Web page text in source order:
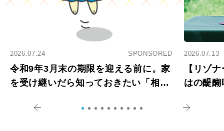
2026.07.24 SPONSORED
令和9年3月末の期限を迎える前に。家
を受け継いだら知っておきたい「相続
2026.07.13
【リゾ
はの醍